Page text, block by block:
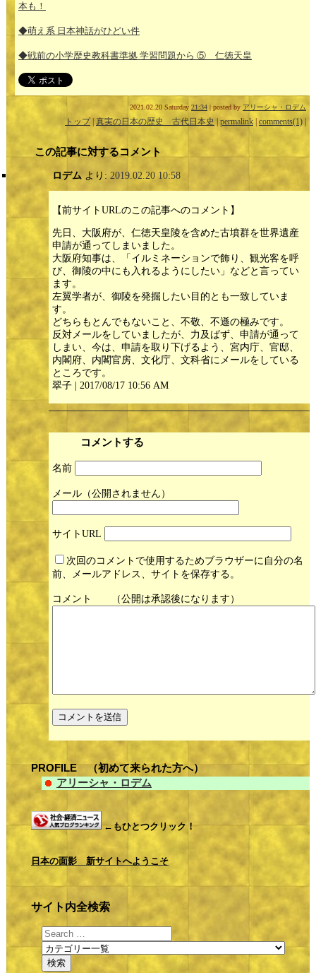
本も！
◆萌え系 日本神話がひどい件
◆戦前の小学歴史教科書準拠 学習問題から ⑤ 仁徳天皇
2021.02.20 Saturday 21:34 | posted by アリーシャ・ロデム
トップ| 真実の日本の歴史 古代日本史 permalink comments(1)
この記事に対するコメント
ロデム より: 2019.02.20 10:58
【前サイトURLのこの記事へのコメント】
先日、大阪府が、仁徳天皇陵を含めた古墳群を世界遺産
申請が通ってしまいました。
大阪府知事は、「イルミネーションで飾り、観光客を呼
び、御陵の中にも入れるようにしたい」などと言ってい
ます。
左翼学者が、御陵を発掘したい目的とも一致していま
す。
どちらもとんでもないこと、不敬、不遜の極みです。
反対メールをしていましたが、力及ばず、申請が通って
しまい、今は、申請を取り下げるよう、宮内庁、官邸、
内閣府、内閣官房、文化庁、文科省にメールをしている
ところです。
翠子 | 2017/08/17 10:56 AM
コメントする
名前
メール
サイト
次回のコメントで使用するためブラウザーに自分の名
前、メールアドレス、サイトを保存する。
コメント
PROFILE （初めて来られた方へ）
アリーシャ・ロデム
←もひとつクリック！
日本の面影 新サイトへようこそ
サイト内全検索